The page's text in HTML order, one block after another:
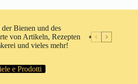
Bienen und des
von Artikeln, Rezepten
und vieles mehr!
e Prodotti